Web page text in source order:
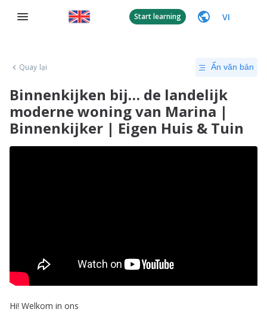
Start learning VI
Quay lại Ẩn văn bản
Binnenkijken bij… de landelijk
moderne woning van Marina |
Binnenkijker | Eigen Huis & Tuin
Hi! Welkom in ons